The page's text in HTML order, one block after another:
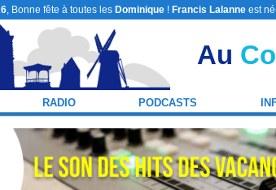
, Bonne fête à toutes les Dominique ! Francis Lalanne est
Au
RADIO PODCASTS